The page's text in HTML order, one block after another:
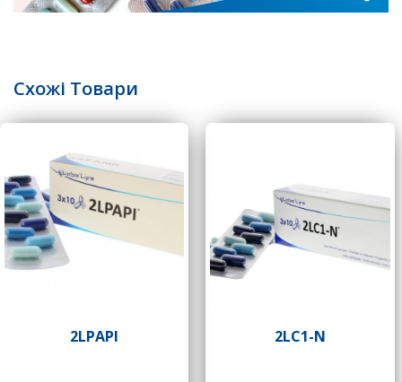
Схожі Товари
2LPAPI 2LC1-N